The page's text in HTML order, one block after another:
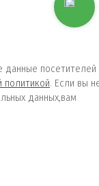
посетителей
политикой. Если вы
данных,вам